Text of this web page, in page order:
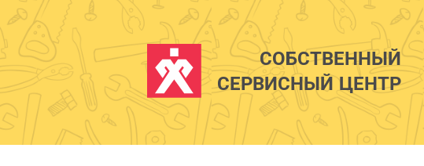
СОБСТВЕННЫЙ
СЕРВИСНЫЙ ЦЕНТР